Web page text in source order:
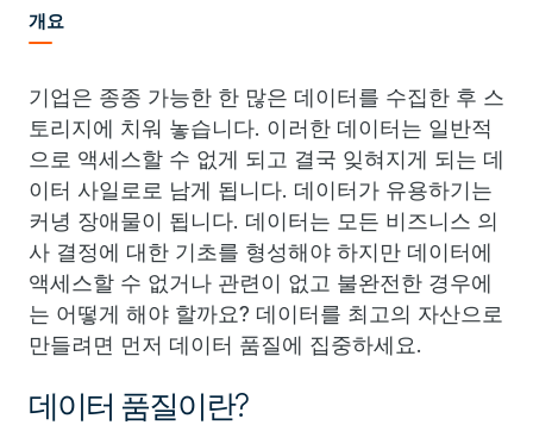
개요
기업은 종종 가능한 한 많은 데이터를 수집한 후 스
토리지에 치워 놓습니다. 이러한 데이터는 일반적
으로 액세스할 수 없게 되고 결국 잊혀지게 되는 데
이터 사일로로 남게 됩니다. 데이터가 유용하기는
커녕 장애물이 됩니다. 데이터는 모든 비즈니스 의
사 결정에 대한 기초를 형성해야 하지만 데이터에
액세스할 수 없거나 관련이 없고 불완전한 경우에
는 어떻게 해야 할까요? 데이터를 최고의 자산으로
만들려면 먼저 데이터 품질에 집중하세요.
데이터 품질이란?